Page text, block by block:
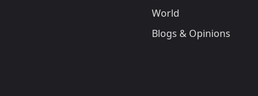
World
Blogs & Opinions